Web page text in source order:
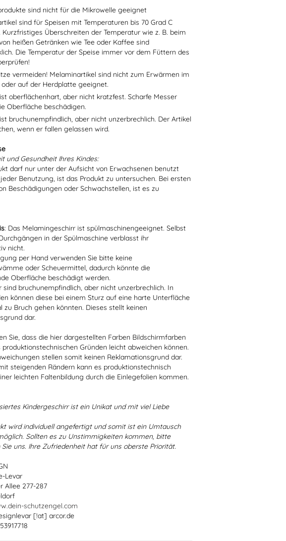
sind nicht für die Mikrowelle geeignet
sind für Speisen mit Temperaturen bis 70 Grad C
Überschreiten der Temperatur wie z. B. beim
heißen Getränken wie Tee oder Kaffee sind
Die Temperatur der Speise immer vor dem Füttern des
vermeiden! Melaminartikel sind nicht zum Erwärmen im
oder auf der Herdplatte geeignet.
oberflächenhart, aber nicht kratzfest. Scharfe Messer
Oberfläche beschädigen.
bruchunempfindlich, aber nicht unzerbrechlich. Der Artikel
wenn er fallen gelassen wird.
und Gesundheit Ihres Kindes:
darf nur unter der Aufsicht von Erwachsenen benutzt
Benutzung, ist das Produkt zu untersuchen. Bei ersten
Beschädigungen oder Schwachstellen, ist es zu
: Das Melamingeschirr ist spülmaschinengeeignet. Selbst
in der Spülmaschine verblasst ihr
nicht.
per Hand verwenden Sie bitte keine
oder Scheuermittel, dadurch könnte die
Oberfläche beschädigt werden.
sind bruchunempfindlich, aber nicht unzerbrechlich. In
können diese bei einem Sturz auf eine harte Unterfläche
zu Bruch gehen könnten. Dieses stellt keinen
dar.
Sie, dass die hier dargestellten Farben Bildschirmfarben
produktionstechnischen Gründen leicht abweichen können.
stellen somit keinen Reklamationsgrund dar.
steigenden Rändern kann es produktionstechnisch
leichten Faltenbildung durch die Einlegefolien kommen.
Kindergeschirr ist ein Unikat und mit viel Liebe
wird individuell angefertigt und somit ist ein Umtausch
Sollten es zu Unstimmigkeiten kommen, bitte
uns. Ihre Zufriedenheit hat für uns oberste Priorität.
Levar
Allee 277-287
schutzengel.com
[!at] arcor.de